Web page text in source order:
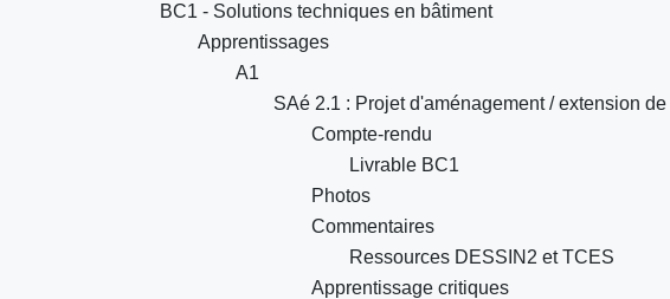
BC1 - Solutions techniques en bâtiment
Apprentissages
A1
SAé 2.1 : Projet d'aménagement / extension
Compte-rendu
Livrable BC1
Photos
Commentaires
Ressources DESSIN2 et TCES
Apprentissage critiques